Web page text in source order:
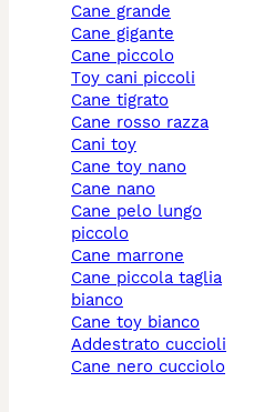
cane grande
cane gigante
cane piccolo
toy cani piccoli
cane tigrato
cane rosso razza
cani toy
cane toy nano
cane nano
cane pelo lungo
piccolo
cane marrone
cane piccola taglia
bianco
cane toy bianco
addestrato cuccioli
cane nero cucciolo